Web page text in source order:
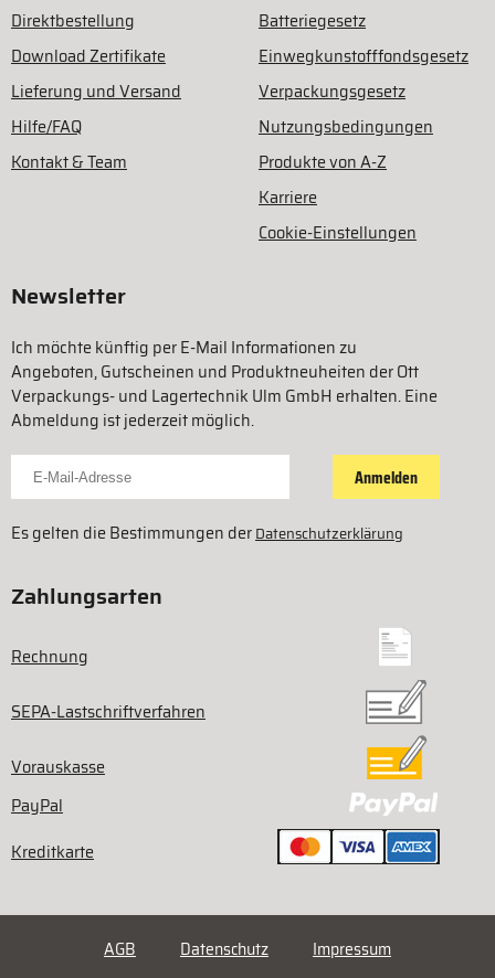
Direktbestellung
Download Zertifikate
Lieferung und Versand
Hilfe/FAQ
Kontakt & Team
Batteriegesetz
Einwegkunstofffondsgesetz
Verpackungsgesetz
Nutzungsbedingungen
Produkte von A-Z
Karriere
Cookie-Einstellungen
Newsletter
Ich möchte künftig per E-Mail Informationen zu
Angeboten, Gutscheinen und Produktneuheiten der Ott
Verpackungs- und Lagertechnik Ulm GmbH erhalten. Eine
Abmeldung ist jederzeit möglich.
Für Newsletter anmelden
Anmelden
Es gelten die Bestimmungen derDatenschutzerklärung
Zahlungsarten
Rechnung
SEPA-Lastschriftverfahren
Vorauskasse
PayPal
Kreditkarte
AGB Datenschutz Impressum